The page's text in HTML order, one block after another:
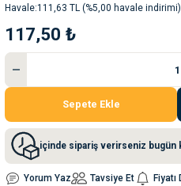
Havale 111,63 TL (%5,00 havale indirimi)
117,50 ₺
Sepete Ekle
içinde sipariş verirseniz bugün
Yorum Yaz Tavsiye Et Fiyatı